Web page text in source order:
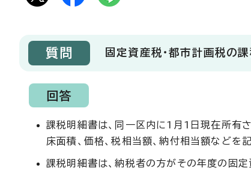
質問 固定資産税・都市計画税の
回答
課税明細書は、同一区内に1月1日現在所有さ
床面積、価格、税相当額、納付相当額などを
課税明細書は、納税者の方がその年度の固